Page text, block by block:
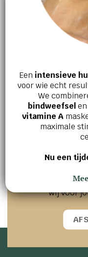
Jouw huid
Ervaar zelf
Maak vandaag
wij voor
Een intensieve
voor wie echt
We
bindweefsel
vitamine A
maximale
Nu een